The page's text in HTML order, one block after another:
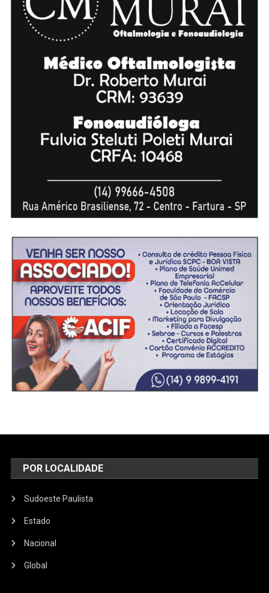
POR LOCALIDADE
Sudoeste Paulista
Estado
Nacional
Global